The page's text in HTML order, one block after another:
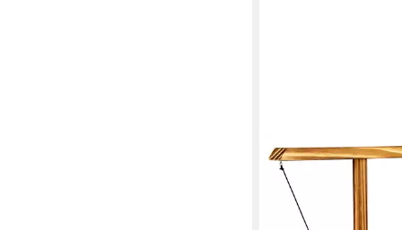
GOODS+GADGETS
Spiel
Ringwurf Spiel –
für 2 Spieler,